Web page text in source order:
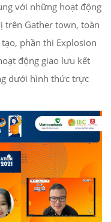
với những hoạt động
trên Gather town, toàn
phần thi Explosion
động giao lưu kết
dưới hình thức trực